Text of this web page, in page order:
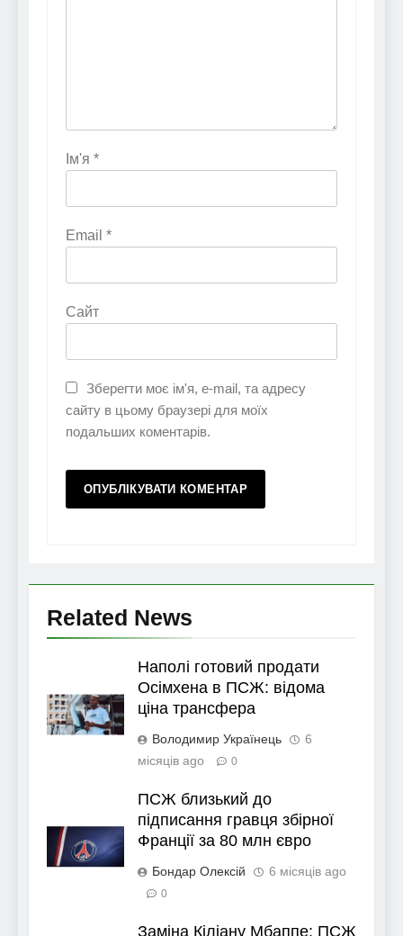
Ім'я *
Email *
Сайт
Зберегти моє ім'я, e-mail, та адресу
сайту в цьому браузері для моїх
подальших коментарів.
Related News
Наполі готовий продати
Осімхена в ПСЖ: відома
ціна трансфера
Володимир Українець
6
місяців ago
0
ПСЖ близький до
підписання гравця збірної
Франції за 80 млн євро
Бондар Олексій 6 місяців ago
0
Заміна Кіліану Мбаппе: ПСЖ